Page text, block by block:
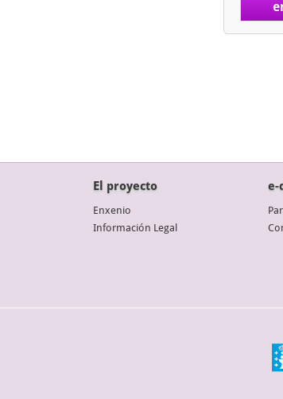
El proyecto
Enxenio
Información Legal
e-